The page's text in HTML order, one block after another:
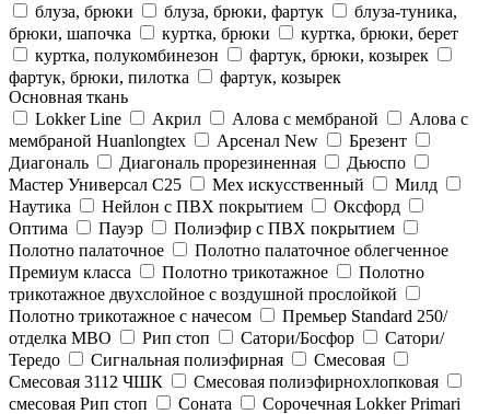
блуза, брюки
блуза, брюки, фартук
блуза-туника,
брюки, шапочка
куртка, брюки
куртка, брюки, берет
куртка, полукомбинезон
фартук, брюки, козырек
фартук, брюки, пилотка
фартук, козырек
Основная ткань
Lokker Line
Акрил Алова с мембраной
Алова с
мембраной Huanlongtex
Арсенал New
Брезент
Диагональ
Диагональ прорезиненная
Дьюспо
Мастер Универсал С25
Мех искусственный
Милд
Наутика
Нейлон с ПВХ покрытием
Оксфорд
Оптима
Пауэр
Полиэфир c ПВХ покрытием
Полотно палаточное
Полотно палаточное облегченное
Премиум класса
Полотно трикотажное
Полотно
трикотажное двухслойное с воздушной прослойкой
Полотно трикотажное с начесом
Премьер Standard 250/
отделка МВО
Рип стоп Сатори/Босфор
Сатори/
Тередо
Сигнальная полиэфирная
Смесовая
Смесовая 3112 ЧШК
Смесовая полиэфирнохлопковая
смесовая Рип стоп
Соната
Сорочечная Lokker Primari